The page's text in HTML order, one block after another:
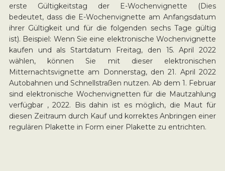
erste Gültigkeitstag der E-Wochenvignette (Dies
bedeutet, dass die E-Wochenvignette am Anfangsdatum
ihrer Gültigkeit und für die folgenden sechs Tage gültig
ist). Beispiel: Wenn Sie eine elektronische Wochenvignette
kaufen und als Startdatum Freitag, den 15. April 2022
wählen, können Sie mit dieser elektronischen
Mitternachtsvignette am Donnerstag, den 21. April 2022
Autobahnen und Schnellstraßen nutzen. Ab dem 1. Februar
sind elektronische Wochenvignetten für die Mautzahlung
verfügbar , 2022. Bis dahin ist es möglich, die Maut für
diesen Zeitraum durch Kauf und korrektes Anbringen einer
regulären Plakette in Form einer Plakette zu entrichten.